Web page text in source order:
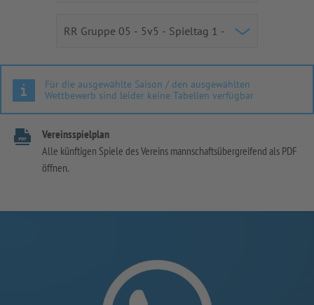
Für die ausgewählte Saison / den ausgewählten
Wettbewerb sind leider keine Tabellen verfügbar
Vereinsspielplan
Alle künftigen Spiele des Vereins mannschaftsübergreifend als PDF
öffnen.